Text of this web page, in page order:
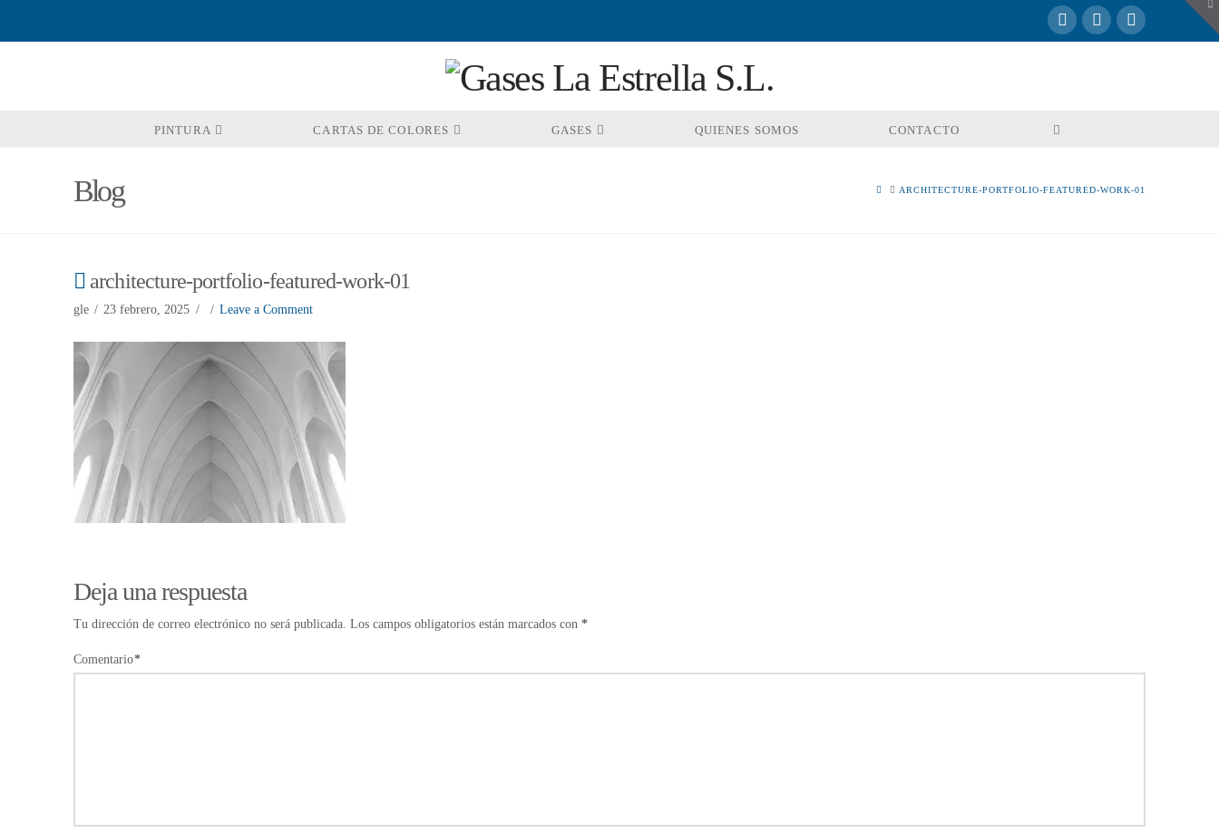
PINTURA CARTAS DE COLORES GASES QUIENES SOMOS CONTACTO
Blog HOMEARCHITECTURE-PORTFOLIO-FEATURED-WORK-01
architecture-portfolio-featured-work-01
gle 23 febrero, 2025 Leave a Comment
Deja una respuesta
Tu dirección de correo electrónico no será publicada. Los campos obligatorios están marcados con *
Comentario*